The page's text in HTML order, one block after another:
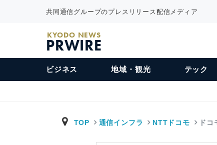
共同通信グループのプレスリリース配信メディア
KYODO NEWS
PRWIRE
ビジネス 地域・観光 テック
TOP 通信インフラ NTTドコモ ド